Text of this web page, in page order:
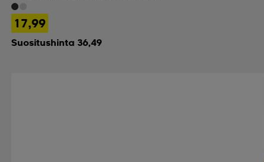
17,99
Suositushinta 36,49